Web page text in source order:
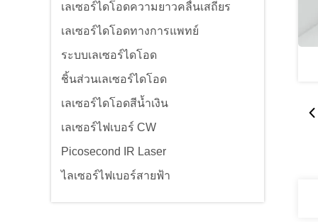
เลเซอร์ไดโอดความยาวคลื่นเสถียร
เลเซอร์ไดโอดทางการแพทย์
ระบบเลเซอร์ไดโอด
ชิ้นส่วนเลเซอร์ไดโอด
เลเซอร์ไดโอดสีน้ำเงิน
เลเซอร์ไฟเบอร์ CW
Picosecond IR Laser
ไลเซอร์ไฟเบอร์สายฟ้า